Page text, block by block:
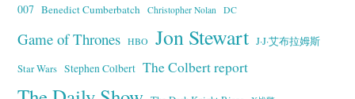
007 Benedict Cumberbatch Christopher Nolan DC
Game of Thrones HBO Jon Stewart J·J·艾布拉姆斯
Star Wars Stephen Colbert The Colbert report